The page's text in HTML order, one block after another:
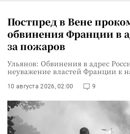
Постпред в Вене
обвинения Франции в
за пожаров
Ульянов: Обвинения в адрес
неуважение властей Франции к
10 августа 2026, 02:00 9